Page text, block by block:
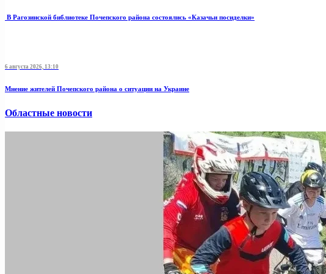
В Рагозинской библиотеке Почепского района состоялись «Казачьи посиделки»
6 августа 2026, 13:10
Мнение жителей Почепского района о ситуации на Украине
Областные новости